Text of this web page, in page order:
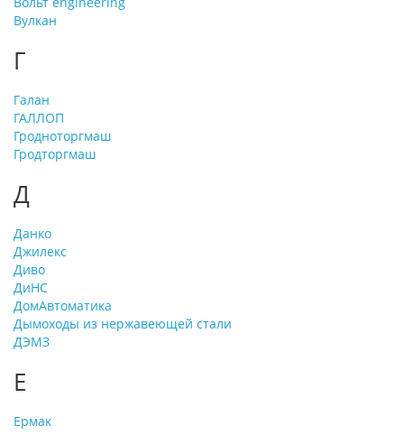
Вулкан
Г
Галан
ГАЛЛОП
Гродноторгмаш
Гродторгмаш
Д
Данко
Джилекс
Диво
ДиНС
ДомАвтоматика
Дымоходы из нержавеющей стали
ДЭМЗ
Е
Ермак